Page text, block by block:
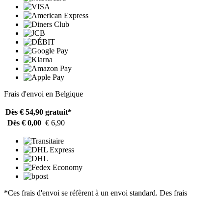
Frais d'envoi en Belgique
Dès € 54,90 gratuit*
Dès € 0,00 € 6,90
*Ces frais d'envoi se réfèrent à un envoi standard. Des frais